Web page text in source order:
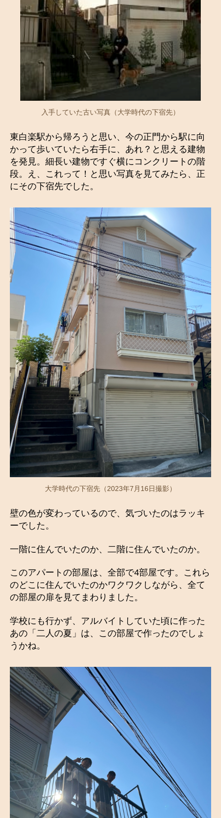
入手していた古い写真（大学時代の下宿先）
東白楽駅から帰ろうと思い、今の正門から駅に向
かって歩いていたら右手に、あれ？と思える建物
を発見。細長い建物ですぐ横にコンクリートの階
段。え、これって！と思い写真を見てみたら、正
にその下宿先でした。
大学時代の下宿先（2023年7月16日撮影）
壁の色が変わっているので、気づいたのはラッキ
ーでした。
一階に住んでいたのか、二階に住んでいたのか。
このアパートの部屋は、全部で4部屋です。これら
のどこに住んでいたのかワクワクしながら、全て
の部屋の扉を見てまわりました。
学校にも行かず、アルバイトしていた頃に作った
あの「二人の夏」は、この部屋で作ったのでしょ
うかね。